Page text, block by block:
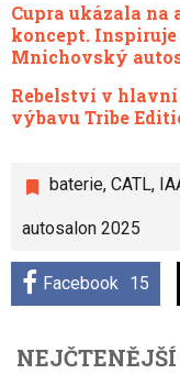
baterie, CATL,
autosalon 2025
Facebook 15
Cupra ukázala
koncept. Inspiruje
Mnichovský
Rebelství v
výbavu Tribe